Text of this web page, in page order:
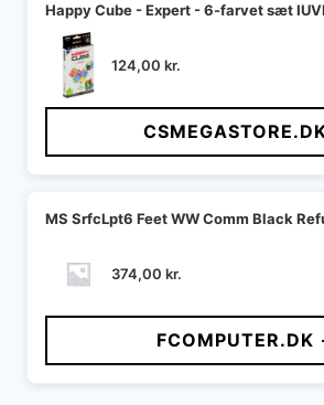
Happy Cube - Expert - 6-farvet sæt
124,00 kr.
MS SrfcLpt6 Feet WW Comm Black
374,00 kr.
FCOMPUTER.DK